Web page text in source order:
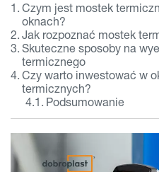
Czym jest mostek
oknach?
Jak rozpoznać mostek
Skuteczne sposoby na
termicznego
Czy warto inwestować w
termicznych?
Podsumowanie